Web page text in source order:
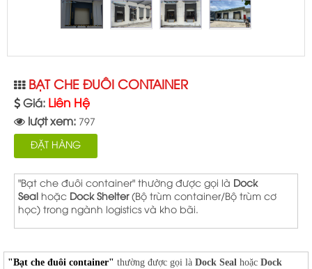
BẠT CHE ĐUÔI CONTAINER
Giá: Liên Hệ
lượt xem: 797
ĐẶT HÀNG
"Bạt che đuôi container" thường được gọi là Dock
Seal
hoặc Dock Shelter(Bộ trùm container/Bộ trùm cơ
học) trong ngành logistics và kho bãi.
"Bạt che đuôi container" thường được gọi là Dock Seal hoặc Dock